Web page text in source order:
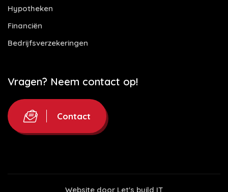
Hypotheken
Financiën
Bedrijfsverzekeringen
Vragen? Neem contact op!
Contact
Website door Let's build IT